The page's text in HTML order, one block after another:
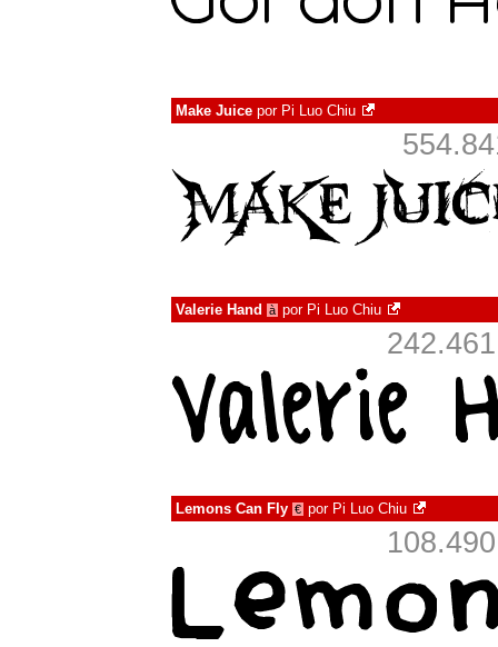
Make Juice por Pi Luo Chiu
Valerie Hand à por Pi Luo Chiu
Lemons Can Fly € por Pi Luo Chiu